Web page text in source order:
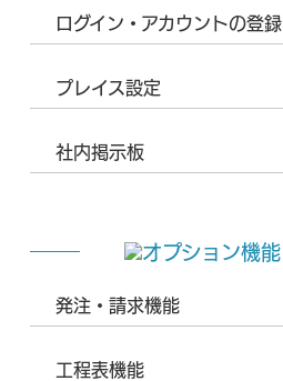
ログイン・アカウントの登録
プレイス設定
社内掲示板
発注・請求機能
工程表機能